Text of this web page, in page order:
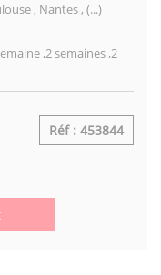
, Nantes , (...)
,2 semaines ,2
Réf : 453844